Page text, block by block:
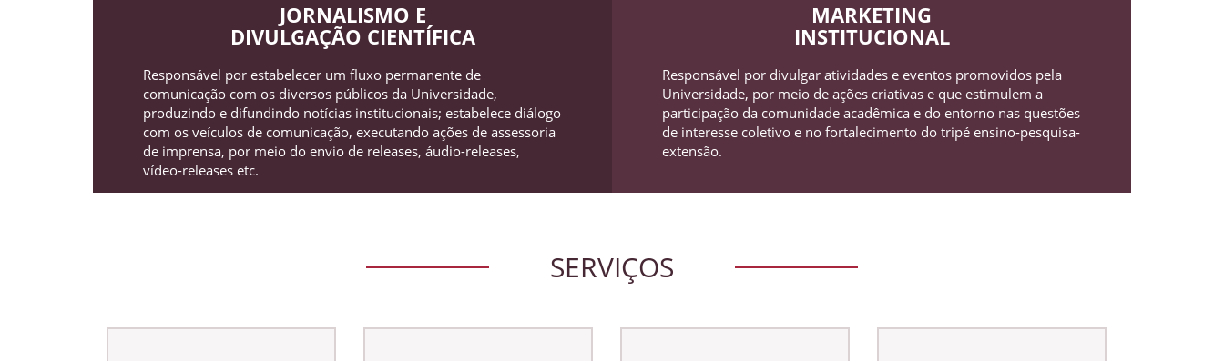
JORNALISMO E
DIVULGAÇÃO CIENTÍFICA
Responsável por estabelecer um fluxo permanente de
comunicação com os diversos públicos da Universidade,
produzindo e difundindo notícias institucionais; estabelece diálogo
com os veículos de comunicação, executando ações de assessoria
de imprensa, por meio do envio de releases, áudio-releases,
vídeo-releases etc.
MARKETING
INSTITUCIONAL
Responsável por divulgar atividades e eventos promovidos pela
Universidade, por meio de ações criativas e que estimulem a
participação da comunidade acadêmica e do entorno nas questões
de interesse coletivo e no fortalecimento do tripé ensino-pesquisa-
extensão.
SERVIÇOS